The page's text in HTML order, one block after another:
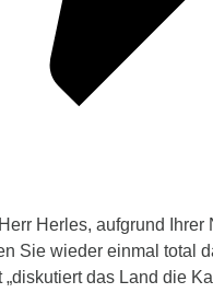
Herles, aufgrund Ihrer
Sie wieder einmal total
das Land die